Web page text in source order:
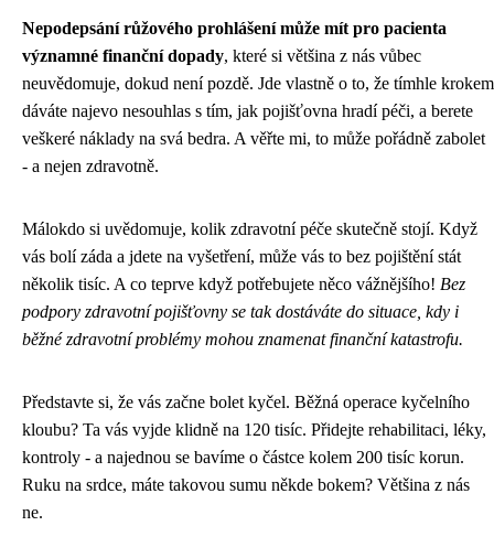
Nepodepsání růžového prohlášení může mít pro pacienta
významné finanční dopady, které si většina z nás vůbec
neuvědomuje, dokud není pozdě. Jde vlastně o to, že tímhle krokem
dáváte najevo nesouhlas s tím, jak pojišťovna hradí péči, a berete
veškeré náklady na svá bedra. A věřte mi, to může pořádně zabolet
- a nejen zdravotně.
Málokdo si uvědomuje, kolik zdravotní péče skutečně stojí. Když
vás bolí záda a jdete na vyšetření, může vás to bez pojištění stát
několik tisíc. A co teprve když potřebujete něco vážnějšího! Bez
podpory zdravotní pojišťovny se tak dostáváte do situace, kdy i
běžné zdravotní problémy mohou znamenat finanční katastrofu.
Představte si, že vás začne bolet kyčel. Běžná operace kyčelního
kloubu? Ta vás vyjde klidně na 120 tisíc. Přidejte rehabilitaci, léky,
kontroly - a najednou se bavíme o částce kolem 200 tisíc korun.
Ruku na srdce, máte takovou sumu někde bokem? Většina z nás
ne.